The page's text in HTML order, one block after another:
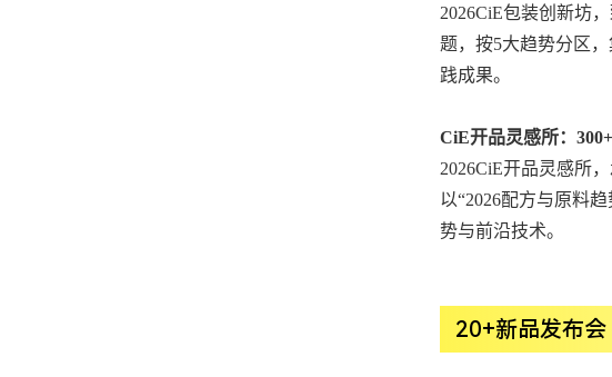
2026CiE包装创新坊
题，按5大趋势分区
践成果。
CiE开品灵感所：
2026CiE开品灵感所
以“2026配方与原料
势与前沿技术。
20+新品发布